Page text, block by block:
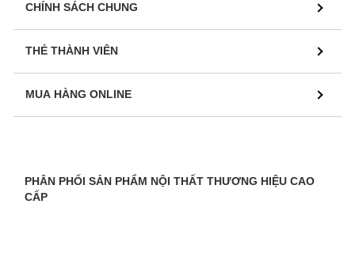
CHÍNH SÁCH CHUNG
THẺ THÀNH VIÊN
MUA HÀNG ONLINE
PHÂN PHỐI SẢN PHẨM NỘI THẤT THƯƠNG HIỆU CAO
CẤP